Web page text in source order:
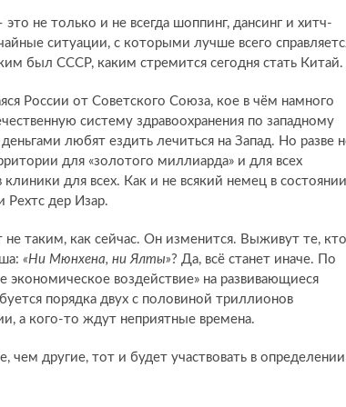
не только и не всегда шоппинг, дансинг и хитч-
ситуации, с которыми лучше всего
был СССР, каким стремится сегодня стать Китай.
России от Советского Союза, кое в чём намного
систему здравоохранения по западному
любят ездить лечиться на Запад. Но разве
для «золотого миллиарда» и для всех
для всех. Как и не всякий немец в состоянии
дер Изар.
таким, как сейчас. Он изменится. Выживут те, кто
«Ни Мюнхена, ни Ялты»? Да, всё станет иначе. По
экономическое воздействие» на развивающиеся
порядка двух с половиной триллионов
а кого-то ждут неприятные времена.
чем другие, тот и будет участвовать в определении